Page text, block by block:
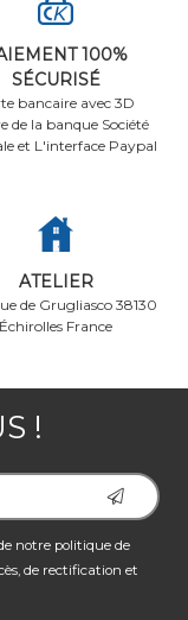
100%
SÉCURISÉ
bancaire avec 3D
de la banque Société
et L'interface Paypal
ATELIER
de Grugliasco 38130
Échirolles France
!
notre politique de
de rectification et